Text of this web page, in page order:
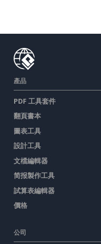
產品
PDF 工具套件
翻頁書本
圖表工具
設計工具
文檔編輯器
简报製作工具
試算表編輯器
價格
公司